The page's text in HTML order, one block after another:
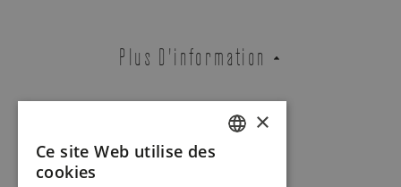
Plus D'information
×
Ce site Web utilise des
cookies